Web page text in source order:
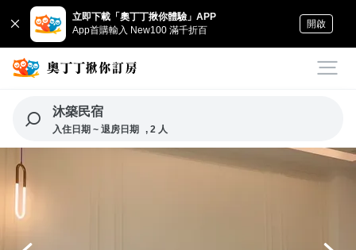
立即下載「奧丁丁揪你體驗」APP
App首購輸入 New100 滿千折百
開啟
沐築民宿
入住日期 ~ 退房日期 , 2 人